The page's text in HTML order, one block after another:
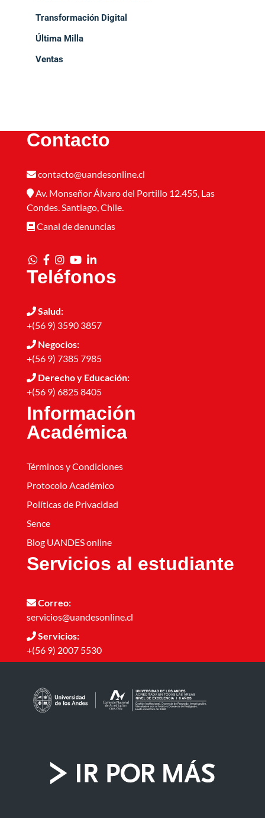
Transformación Digital
Última Milla
Ventas
Contacto
contacto@uandesonline.cl
Av. Monseñor Álvaro del Portillo 12.455, Las
Condes. Santiago, Chile.
Canal de denuncias
Teléfonos
Salud:
+(56 9) 3590 3857
Negocios:
+(56 9) 7385 7985
Derecho y Educación:
+(56 9) 6825 8405
Información
Académica
Términos y Condiciones
Protocolo Académico
Políticas de Privacidad
Sence
Blog UANDES online
Servicios al estudiante
Correo:
servicios@uandesonline.cl
Servicios:
+(56 9) 2007 5530